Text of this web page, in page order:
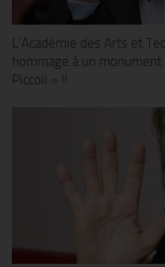
L’Académie des Arts et
hommage à un monument
Piccoli » !!